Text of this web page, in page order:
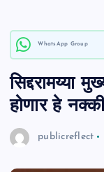
WhatsApp Group
सिद्दरामय्या
होणार हे
publicreflect